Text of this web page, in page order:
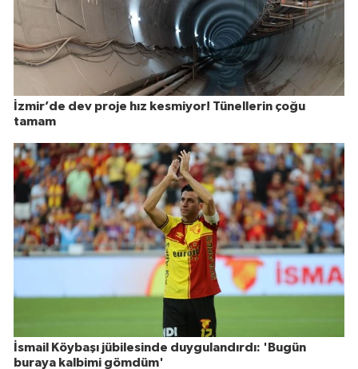
İzmir’de dev proje hız kesmiyor! Tünellerin çoğu
tamam
İsmail Köybaşı jübilesinde duygulandırdı: 'Bugün
buraya kalbimi gömdüm'